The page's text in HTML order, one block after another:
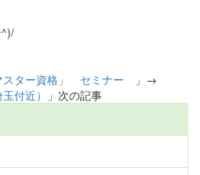
ター資格」 セミナー
」→
付近）
」次の記事